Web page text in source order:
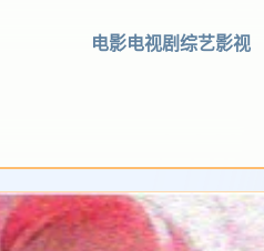
电影电视剧综艺影视